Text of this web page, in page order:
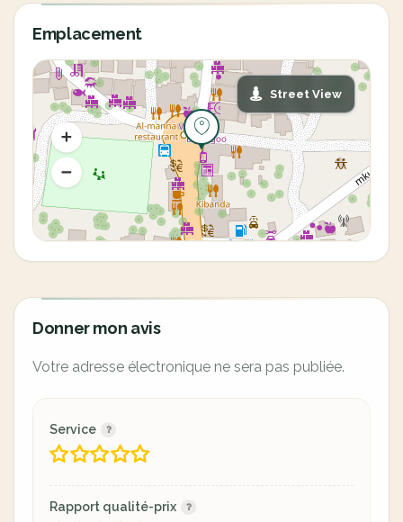
Emplacement
Street View
Donner mon avis
Votre adresse électronique ne sera pas publiée.
Service
Rapport qualité-prix